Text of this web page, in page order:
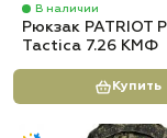
В наличии
Рюкзак PATRIOT
Tactica 7.26 КМФ
Купить